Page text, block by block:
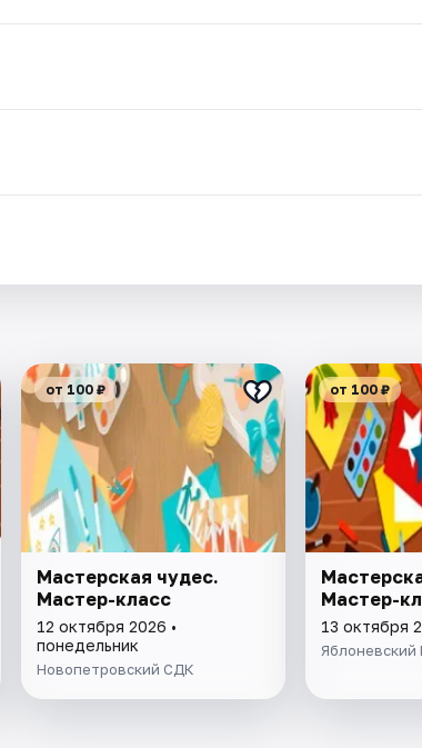
от 100 ₽
Мастерская чудес.
Мастер-класс
12 октября 2026 •
понедельник
Новопетровский СДК
от 100 ₽
Мастер-
13 октября